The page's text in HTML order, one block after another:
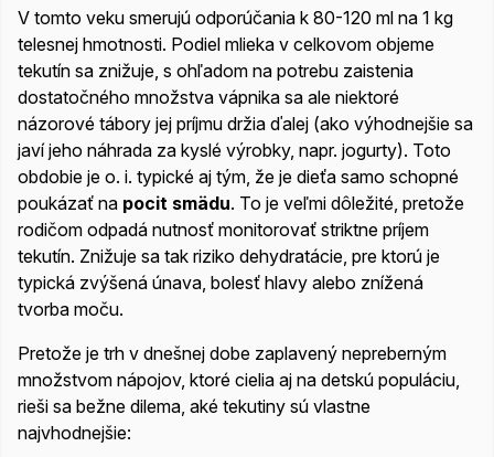
V tomto veku smerujú odporúčania k 80-120 ml na 1 kg
telesnej hmotnosti. Podiel mlieka v celkovom objeme
tekutín sa znižuje, s ohľadom na potrebu zaistenia
dostatočného množstva vápnika sa ale niektoré
názorové tábory jej príjmu držia ďalej (ako výhodnejšie sa
javí jeho náhrada za kyslé výrobky, napr. jogurty). Toto
obdobie je o. i. typické aj tým, že je dieťa samo schopné
poukázať na pocit smädu. To je veľmi dôležité, pretože
rodičom odpadá nutnosť monitorovať striktne príjem
tekutín. Znižuje sa tak riziko dehydratácie, pre ktorú je
typická zvýšená únava, bolesť hlavy alebo znížená
tvorba moču.
Pretože je trh v dnešnej dobe zaplavený nepreberným
množstvom nápojov, ktoré cielia aj na detskú populáciu,
rieši sa bežne dilema, aké tekutiny sú vlastne
najvhodnejšie: